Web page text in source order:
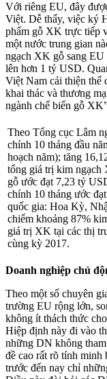
Với riêng EU, đây
Việt. Dễ thấy, việc ký
phẩm gỗ XK trực tiếp
một nước trung gian
ngạch XK gỗ sang EU
lên hơn 1 tỷ USD.
Việt Nam cải thiện thể
khai thác và thương
ngành chế biến gỗ
Theo Tổng cục Lâm
chính 10 tháng đầu
hoạch năm); tăng
tổng giá trị kim ngạch
gỗ ước đạt 7,23 tỷ
chính 10 tháng ước
quốc gia: Hoa Kỳ,
chiếm khoảng 87%
giá trị XK tại các thị
cùng kỳ 2017.
Doanh nghiệp chủ
Theo một số chuyên
trường EU rộng lớn,
không ít thách thức
Hiệp định này đi vào
những DN không
đề cao rất rõ tính
trước đến nay chỉ